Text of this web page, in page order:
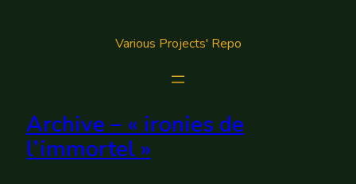
Various Projects' Repo
Archive – « ironies de
l’immortel »